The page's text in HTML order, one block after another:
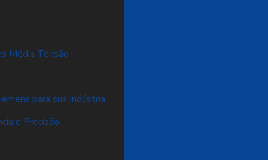
Média Tensão
para sua Indústria
e Precisão